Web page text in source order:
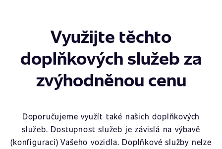
Využijte těchto
doplňkových služeb za
zvýhodněnou cenu
Doporučujeme využít také našich doplňkových
služeb. Dostupnost služeb je závislá na výbavě
(konfiguraci) Vašeho vozidla. Doplňkové služby nelze